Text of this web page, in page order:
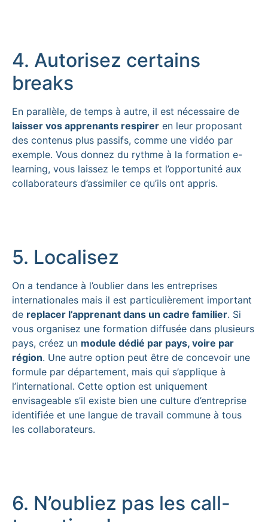
4. Autorisez certains
breaks
En parallèle, de temps à autre, il est nécessaire de
laisser vos apprenants respirer en leur proposant
des contenus plus passifs, comme une vidéo par
exemple. Vous donnez du rythme à la formation e-
learning, vous laissez le temps et l’opportunité aux
collaborateurs d’assimiler ce qu’ils ont appris.
5. Localisez
On a tendance à l’oublier dans les entreprises
internationales mais il est particulièrement important
de replacer l’apprenant dans un cadre familier. Si
vous organisez une formation diffusée dans plusieurs
pays, créez un module dédié par pays, voire par
région. Une autre option peut être de concevoir une
formule par département, mais qui s’applique à
l’international. Cette option est uniquement
envisageable s’il existe bien une culture d’entreprise
identifiée et une langue de travail commune à tous
les collaborateurs.
6. N’oubliez pas les call-